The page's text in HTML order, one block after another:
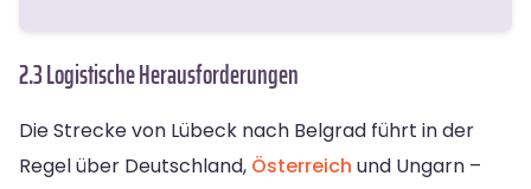
2.3 Logistische Herausforderungen
Die Strecke von Lübeck nach Belgrad führt in der
Regel über Deutschland, Österreich und Ungarn –